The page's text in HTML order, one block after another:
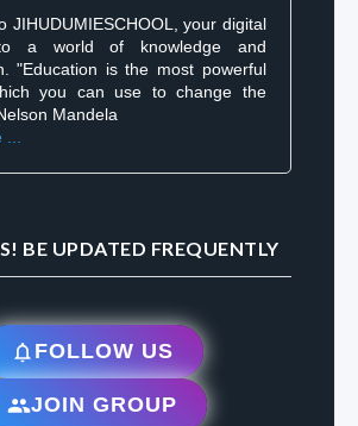
JIHUDUMIESCHOOL, your digital
a world of knowledge and
"Education is the most powerful
you can use to change the
Mandela
...
BE UPDATED FREQUENTLY
FOLLOW US
JOIN GROUP